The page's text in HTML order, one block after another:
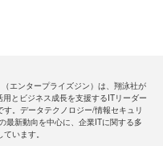
（エンタープライズジン）は、翔泳社が
とビジネス成長を支援するITリーダー
す。データテクノロジー/情報セキュリ
最新動向を中心に、企業ITに関する多
います。